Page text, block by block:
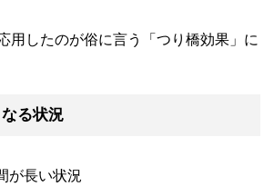
用したのが俗に言う「つり橋効果」に
る状況
が長い状況